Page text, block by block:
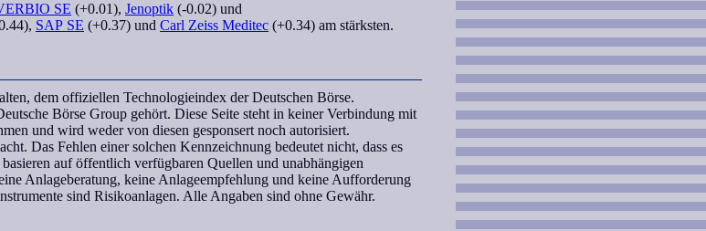
SE (+0.01), Jenoptik (-0.02) und
SAP SE (+0.37) und Carl Zeiss Meditec (+0.34) am stärksten.
dem offiziellen Technologieindex der Deutschen Börse.
Börse Group gehört. Diese Seite steht in keiner Verbindung mit
und wird weder von diesen gesponsert noch autorisiert.
Das Fehlen einer solchen Kennzeichnung bedeutet nicht, dass es
auf öffentlich verfügbaren Quellen und unabhängigen
Anlageberatung, keine Anlageempfehlung und keine Aufforderung
sind Risikoanlagen. Alle Angaben sind ohne Gewähr.